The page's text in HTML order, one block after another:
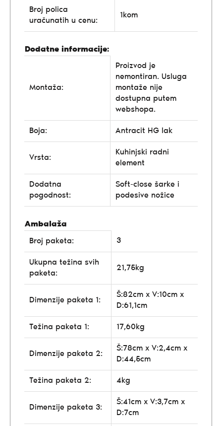
Broj polica
uračunatih u cenu:
1kom
Dodatne informacije:
Montaža:
Proizvod je
nemontiran. Usluga
montaže nije
dostupna putem
webshopa.
Boja: Antracit HG lak
Vrsta:
Kuhinjski radni
element
Dodatna
pogodnost:
Soft-close šarke i
podesive nožice
Ambalaža
Broj paketa:
3
Ukupna težina svih
paketa:
21,75kg
Dimenzije paketa 1:
Š:82cm x V:10cm x
D:61,1cm
Težina paketa 1: 17,60kg
Dimenzije paketa 2:
Š:78cm x V:2,4cm x
D:44,5cm
Težina paketa 2: 4kg
Dimenzije paketa 3:
Š:41cm x V:3,7cm x
D:7cm